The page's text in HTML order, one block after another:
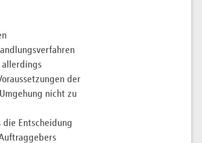
allerdings
der
nicht zu
Entscheidung